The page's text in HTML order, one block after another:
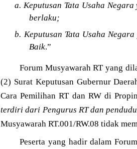
a. Keputusan Tata Usaha
berlaku;
b. Keputusan Tata Usaha
Baik.”
Forum Musyawarah RT yang
(2) Surat Keputusan Gubernur
Cara Pemilihan RT dan RW di
terdiri dari Pengurus RT dan
Musyawarah RT.001/RW.08 tidak
Peserta yang hadir dalam